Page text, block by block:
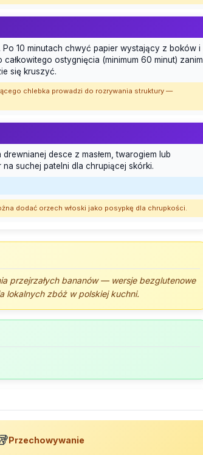
10 minutach chwyć papier wystający z boków i
ostygnięcia (minimum 60 minut) zanim
się kruszyć.
chlebka prowadzi do rozrywania struktury —
desce z masłem, twarogiem lub
suchej patelni dla chrupiącej skórki.
dodać orzech włoski jako posypkę dla chrupkości.
przejrzałych bananów — wersje bezglutenowe
lokalnych zbóż w polskiej kuchni.
Przechowywanie